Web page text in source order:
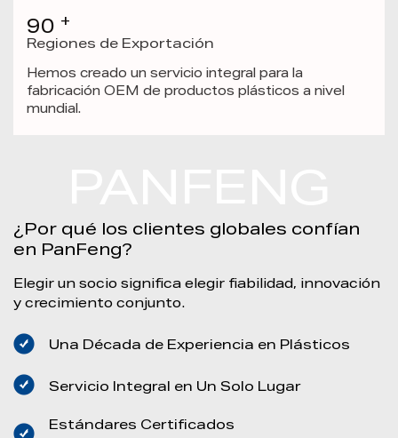
90 +
Regiones de Exportación
Hemos creado un servicio integral para la
fabricación OEM de productos plásticos a nivel
mundial.
¿Por qué los clientes globales confían
en PanFeng?
Elegir un socio significa elegir fiabilidad, innovación
y crecimiento conjunto.
Una Década de Experiencia en Plásticos
Servicio Integral en Un Solo Lugar
Estándares Certificados